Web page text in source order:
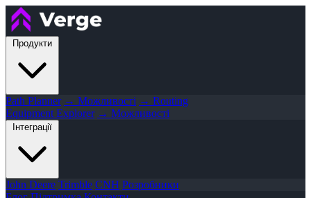
Продукти
Path Planner → Можливості → Routing
Equipment Explorer → Можливості
Інтеграції
John Deere Trimble CNH Розробники